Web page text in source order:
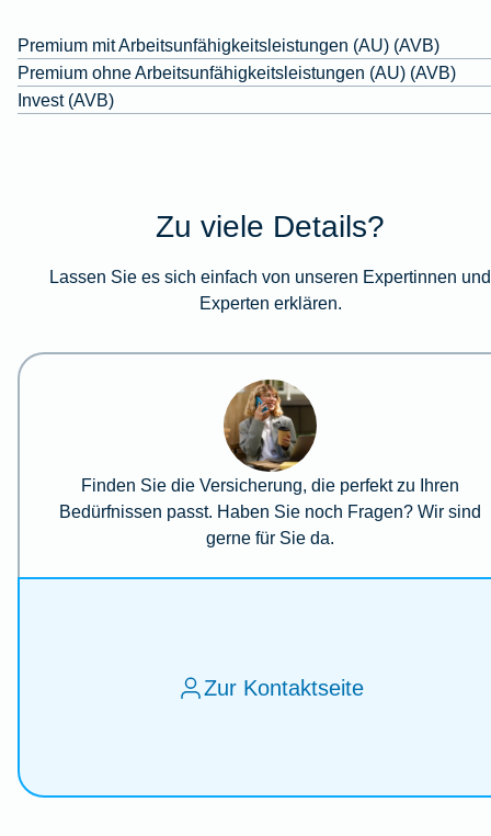
Premium mit Arbeitsunfähigkeitsleistungen (AU) (AVB)
Premium ohne Arbeitsunfähigkeitsleistungen (AU) (AVB)
Invest (AVB)
Zu viele Details?
Lassen Sie es sich einfach von unseren Expertinnen und
Experten erklären.
Finden Sie die Versicherung, die perfekt zu Ihren
Bedürfnissen passt. Haben Sie noch Fragen? Wir sind
gerne für Sie da.
Zur Kontaktseite